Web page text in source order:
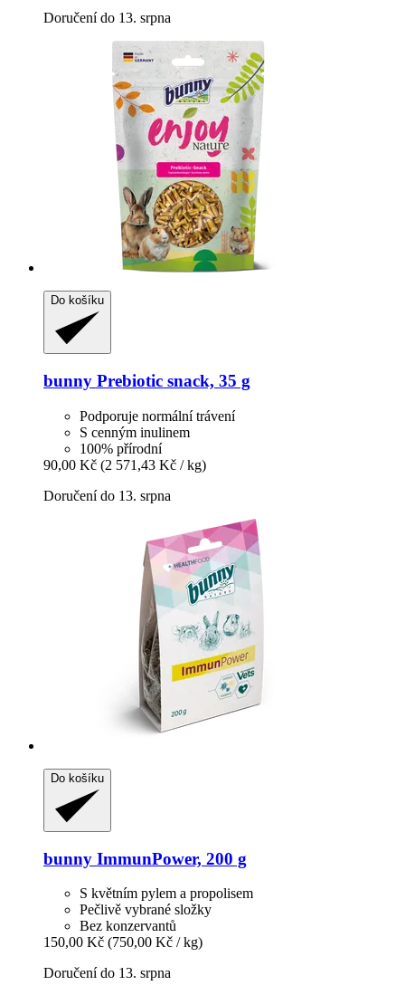
Doručení do 13. srpna
Do košíku
bunny Prebiotic snack, 35 g
Podporuje normální trávení
S cenným inulinem
100% přírodní
90,00 Kč (2 571,43 Kč / kg)
Doručení do 13. srpna
Do košíku
bunny ImmunPower, 200 g
S květním pylem a propolisem
Pečlivě vybrané složky
Bez konzervantů
150,00 Kč (750,00 Kč / kg)
Doručení do 13. srpna